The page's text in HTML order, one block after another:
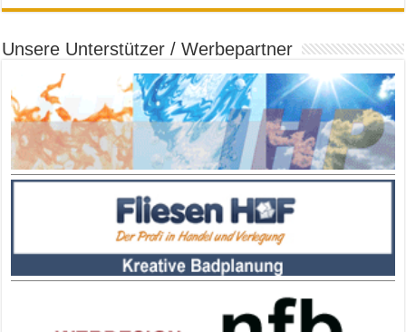
Unsere Unterstützer / Werbepartner